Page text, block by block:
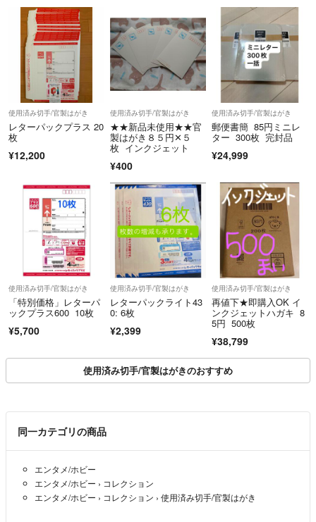
使用済み切手/官製はがき
レターパックプラス 20
枚
¥12,200
使用済み切手/官製はがき
★★新品未使用★★官
製はがき８５円✕５
枚 インクジェット
¥400
使用済み切手/官製はがき
郵便書簡 85円ミニレ
ター 300枚 完封品
¥24,999
使用済み切手/官製はがき
「特別価格」レターパ
ックプラス600 10枚
¥5,700
使用済み切手/官製はがき
レターパックライト43
0: 6枚
¥2,399
使用済み切手/官製はがき
再値下★即購入OK イ
ンクジェットハガキ 8
5円 500枚
¥38,799
使用済み切手/官製はがきのおすすめ
同一カテゴリの商品
エンタメ/ホビー
エンタメ/ホビー › コレクション
エンタメ/ホビー › コレクション › 使用済み切手/官製はがき